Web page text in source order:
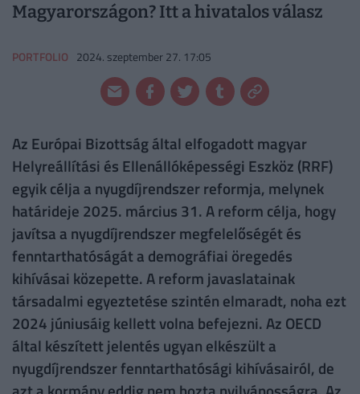
Magyarországon? Itt a hivatalos válasz
PORTFOLIO 2024. szeptember 27. 17:05
Az Európai Bizottság által elfogadott magyar
Helyreállítási és Ellenállóképességi Eszköz (RRF)
egyik célja a nyugdíjrendszer reformja, melynek
határideje 2025. március 31. A reform célja, hogy
javítsa a nyugdíjrendszer megfelelőségét és
fenntarthatóságát a demográfiai öregedés
kihívásai közepette. A reform javaslatainak
társadalmi egyeztetése szintén elmaradt, noha ezt
2024 júniusáig kellett volna befejezni. Az OECD
által készített jelentés ugyan elkészült a
nyugdíjrendszer fenntarthatósági kihívásairól, de